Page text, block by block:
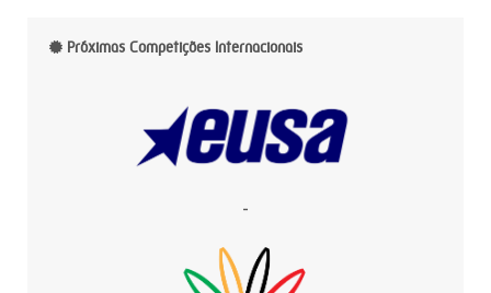
Próximas Competições Internacionais
-